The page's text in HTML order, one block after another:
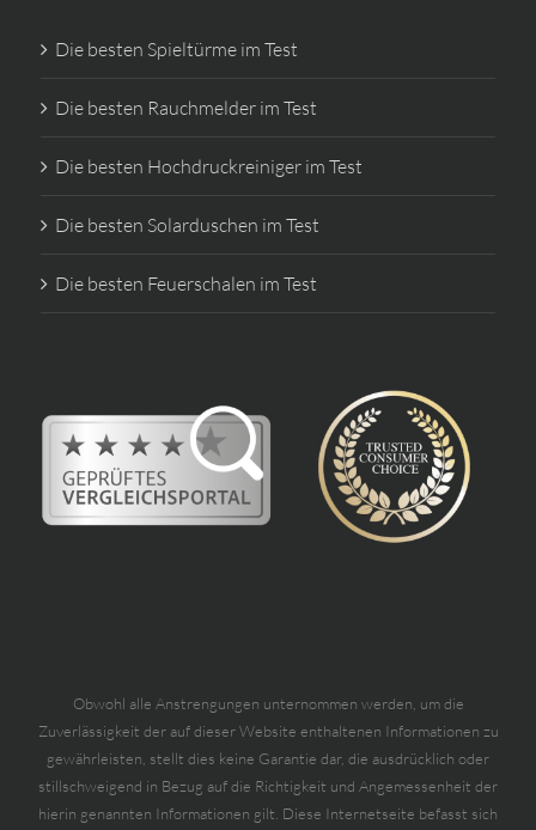
Die besten Spieltürme im Test
Die besten Rauchmelder im Test
Die besten Hochdruckreiniger im Test
Die besten Solarduschen im Test
Die besten Feuerschalen im Test
Obwohl alle Anstrengungen unternommen werden, um die
Zuverlässigkeit der auf dieser Website enthaltenen Informationen zu
gewährleisten, stellt dies keine Garantie dar, die ausdrücklich oder
stillschweigend in Bezug auf die Richtigkeit und Angemessenheit der
hierin genannten Informationen gilt. Diese Internetseite befasst sich